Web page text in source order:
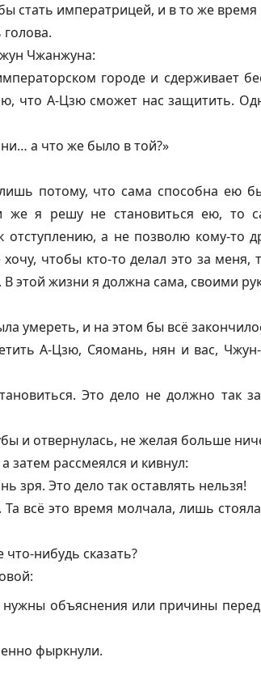
стать императрицей, и в то же время
Чжанжуна:
городе и сдерживает
что А-Цзю сможет нас защитить.
а что же было в той?»
потому, что сама способна ею
же я решу не становиться ею, то
отступлению, а не позволю кому-то
чтобы кто-то делал это за меня,
этой жизни я должна сама, своими
умереть, и на этом бы всё
А-Цзю, Сяомань, нян и вас,
Это дело не должно так
и отвернулась, не желая больше
рассмеялся и кивнул:
зря. Это дело так оставлять нельзя!
всё это время молчала, лишь
нибудь сказать?
объяснения или причины
фыркнули.